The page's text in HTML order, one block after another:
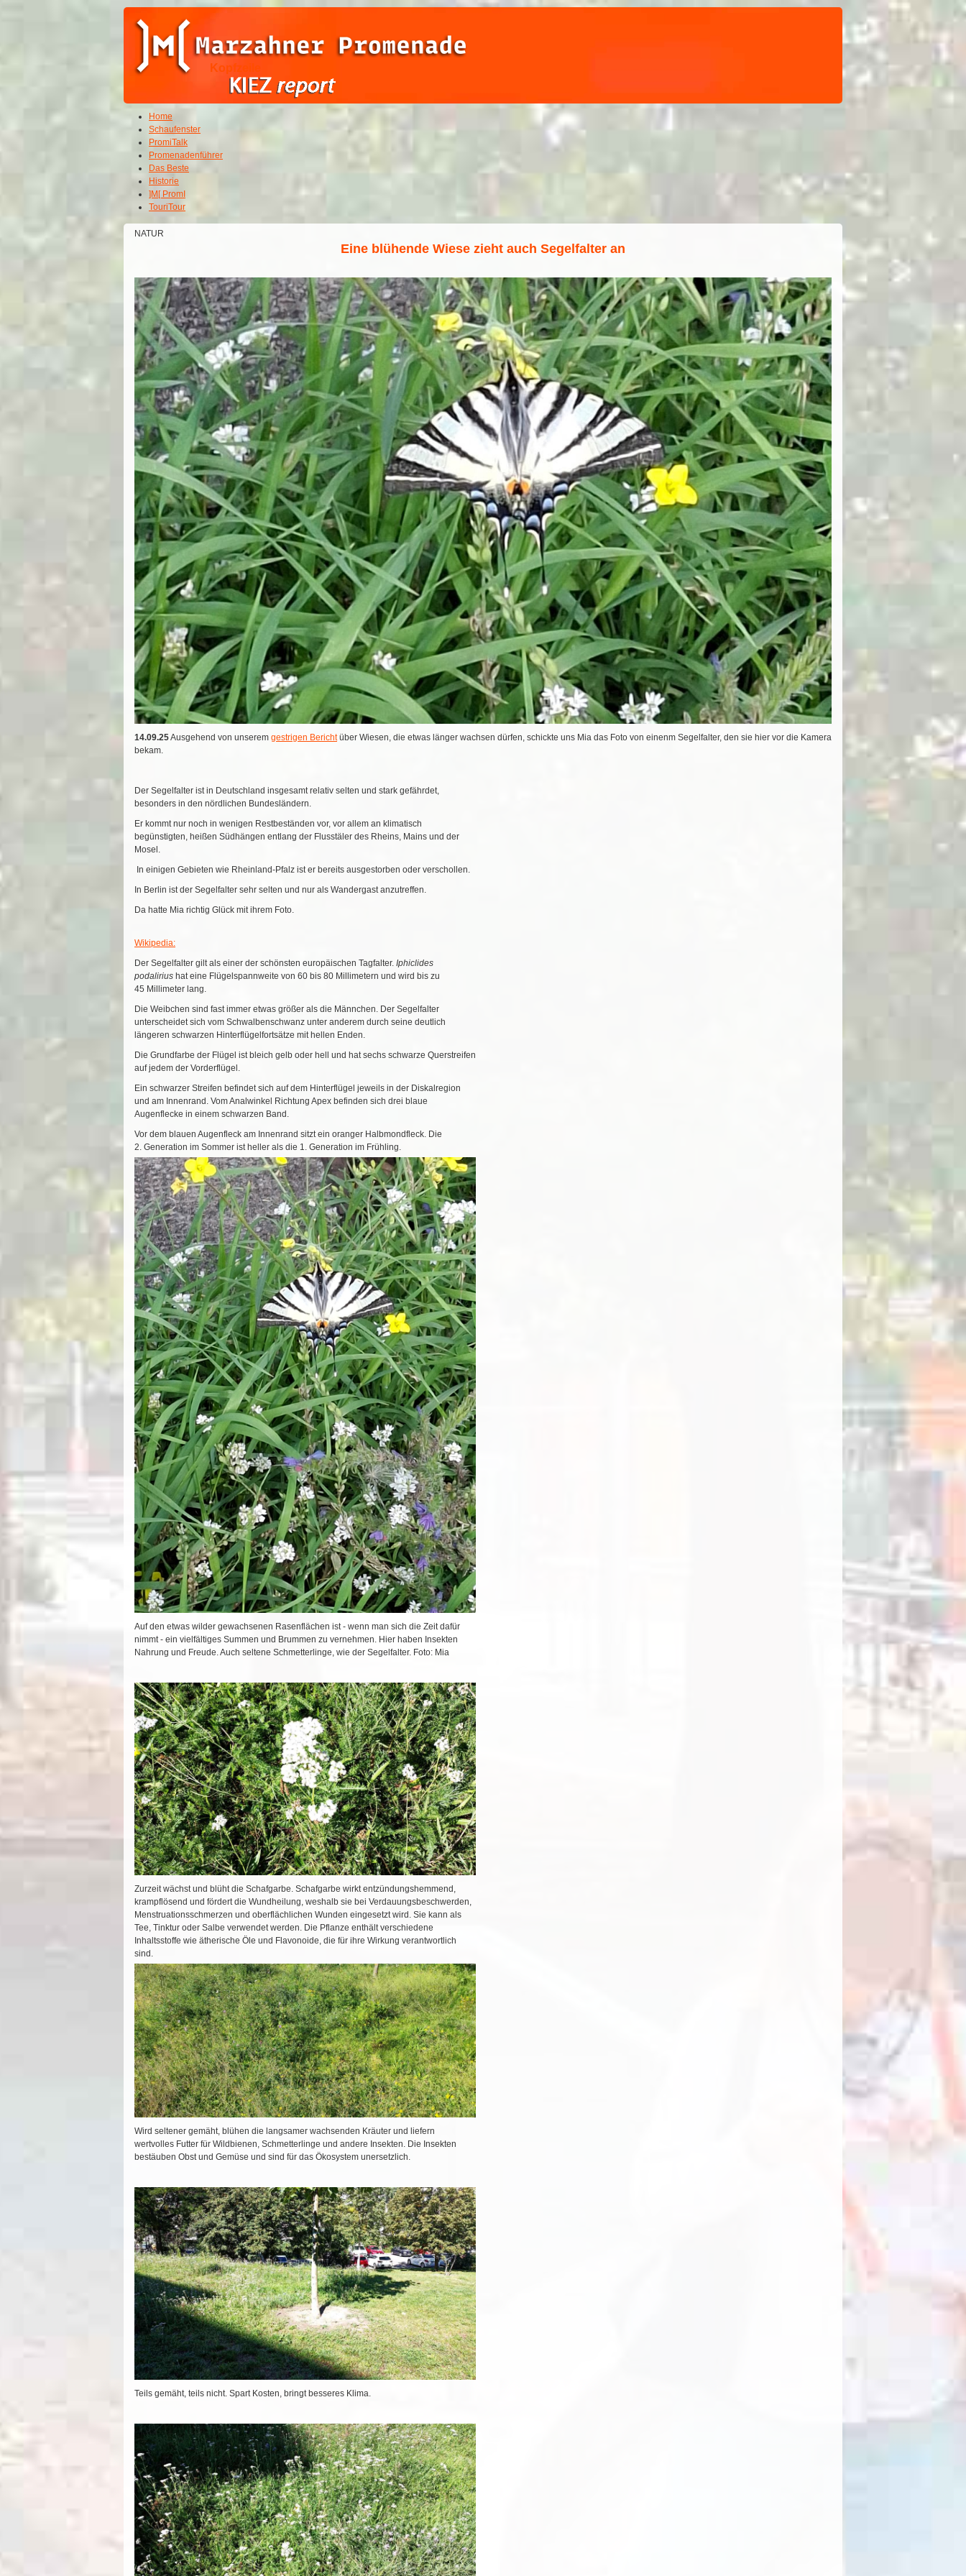
Kopfzeile
Home
Schaufenster
PromiTalk
Promenadenführer
Das Beste
Historie
]M[ PromI
TouriTour
NATUR
Eine blühende Wiese zieht auch Segelfalter an
14.09.25Ausgehend von unserem gestrigen Berichtüber Wiesen, die etwas länger wachsen dürfen, schickte uns Mia das Foto von einenm Segelfalter, den sie hier vor die Kamera
bekam.
Der Segelfalter ist in Deutschland insgesamt relativ selten und stark gefährdet,
besonders in den nördlichen Bundesländern.
Er kommt nur noch in wenigen Restbeständen vor, vor allem an klimatisch
begünstigten, heißen Südhängen entlang der Flusstäler des Rheins, Mains und der
Mosel.
In einigen Gebieten wie Rheinland-Pfalz ist er bereits ausgestorben oder verschollen.
In Berlin ist der Segelfalter sehr selten und nur als Wandergast anzutreffen.
Da hatte Mia richtig Glück mit ihrem Foto.
Wikipedia:
Der Segelfalter gilt als einer der schönsten europäischen Tagfalter. Iphiclides
podalirius hat eine Flügelspannweite von 60 bis 80 Millimetern und wird bis zu
45 Millimeter lang.
Die Weibchen sind fast immer etwas größer als die Männchen. Der Segelfalter
unterscheidet sich vom Schwalbenschwanz unter anderem durch seine deutlich
längeren schwarzen Hinterflügelfortsätze mit hellen Enden.
Die Grundfarbe der Flügel ist bleich gelb oder hell und hat sechs schwarze Querstreifen
auf jedem der Vorderflügel.
Ein schwarzer Streifen befindet sich auf dem Hinterflügel jeweils in der Diskalregion
und am Innenrand. Vom Analwinkel Richtung Apex befinden sich drei blaue
Augenflecke in einem schwarzen Band.
Vor dem blauen Augenfleck am Innenrand sitzt ein oranger Halbmondfleck. Die
2. Generation im Sommer ist heller als die 1. Generation im Frühling.
Auf den etwas wilder gewachsenen Rasenflächen ist - wenn man sich die Zeit dafür
nimmt - ein vielfältiges Summen und Brummen zu vernehmen. Hier haben Insekten
Nahrung und Freude. Auch seltene Schmetterlinge, wie der Segelfalter. Foto: Mia
Zurzeit wächst und blüht die Schafgarbe. Schafgarbe wirkt entzündungshemmend,
krampflösend und fördert die Wundheilung, weshalb sie bei Verdauungsbeschwerden,
Menstruationsschmerzen und oberflächlichen Wunden eingesetzt wird. Sie kann als
Tee, Tinktur oder Salbe verwendet werden. Die Pflanze enthält verschiedene
Inhaltsstoffe wie ätherische Öle und Flavonoide, die für ihre Wirkung verantwortlich
sind.
Wird seltener gemäht, blühen die langsamer wachsenden Kräuter und liefern
wertvolles Futter für Wildbienen, Schmetterlinge und andere Insekten. Die Insekten
bestäuben Obst und Gemüse und sind für das Ökosystem unersetzlich.
Teils gemäht, teils nicht. Spart Kosten, bringt besseres Klima.